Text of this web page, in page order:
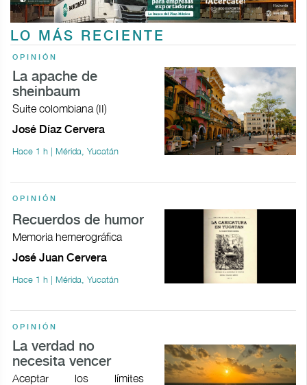
LO MÁS RECIENTE
OPINIÓN
La apache de
sheinbaum
Suite colombiana (II)
José Díaz Cervera
Hace 1 h | Mérida, Yucatán
OPINIÓN
Recuerdos de humor
Memoria hemerográfica
José Juan Cervera
Hace 1 h | Mérida, Yucatán
OPINIÓN
La verdad no
necesita vencer
Aceptar los límites